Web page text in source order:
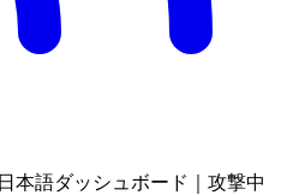
本語ダッシュボード｜攻撃中